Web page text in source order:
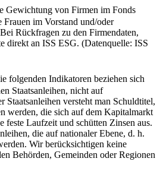
Gewichtung von Firmen im Fonds
Frauen im Vorstand und/oder
Rückfragen zu den Firmendaten,
direkt an ISS ESG. (Datenquelle: ISS
folgenden Indikatoren beziehen sich
Staatsanleihen, nicht auf
Staatsanleihen versteht man Schuldtitel,
werden, die sich auf dem Kapitalmarkt
feste Laufzeit und schütten Zinsen aus.
die auf nationaler Ebene, d. h.
Wir berücksichtigen keine
Behörden, Gemeinden oder Regionen